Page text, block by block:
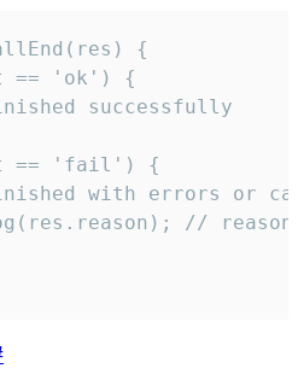
{
== 'ok') {
successfully
== 'fail') {
with errors or
//